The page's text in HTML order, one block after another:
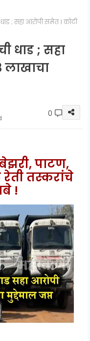
; सहा आरोपी समेत 1 कोटी
धाड ; सहा
लाखाचा
0
पाटण,
तस्करांचे
!